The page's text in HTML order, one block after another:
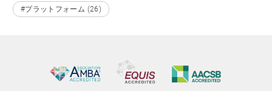
#プラットフォーム (26)